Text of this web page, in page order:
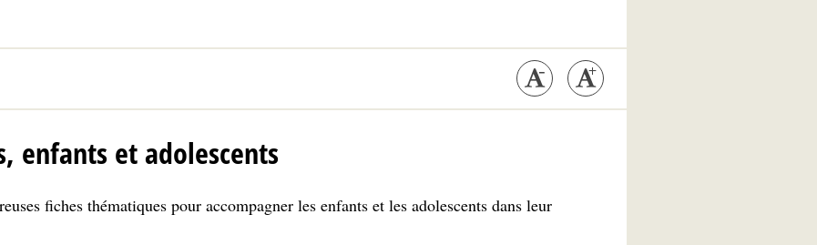
enfants et adolescents
fiches thématiques pour accompagner les enfants et les adolescents dans leur